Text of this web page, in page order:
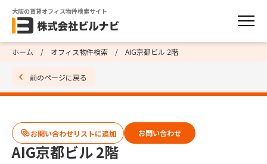
大阪の賃貸オフィス物件検索サイト
ホーム オフィス物件検索 AIG京都ビル 2階
前のページに戻る
AIG京都ビル 2階
お問い合わせ